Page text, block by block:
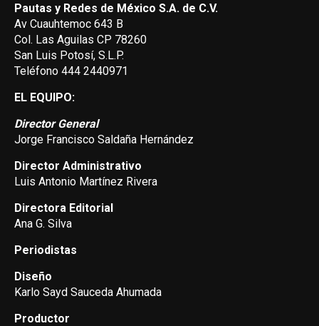
Pautas y Redes de México S.A. de C.V.
Av Cuauhtemoc 643 B
Col. Las Aguilas CP 78260
San Luis Potosí, S.L.P.
Teléfono 444 2440971
EL EQUIPO:
Director General
Jorge Francisco Saldaña Hernández
Director Administrativo
Luis Antonio Martínez Rivera
Directora Editorial
Ana G. Silva
Periodistas
Diseño
Karlo Sayd Sauceda Ahumada
Productor